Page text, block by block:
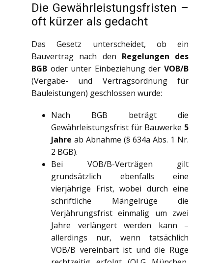
Die Gewährleistungsfristen –
oft kürzer als gedacht
Das Gesetz unterscheidet, ob ein
Bauvertrag nach den Regelungen des
BGB oder unter Einbeziehung der VOB/B
(Vergabe- und Vertragsordnung für
Bauleistungen) geschlossen wurde:
Nach BGB beträgt die
Gewährleistungsfrist für Bauwerke 5
Jahre ab Abnahme (§ 634a Abs. 1 Nr.
2 BGB).
Bei VOB/B-Verträgen gilt
grundsätzlich ebenfalls eine
vierjährige Frist, wobei durch eine
schriftliche Mängelrüge die
Verjährungsfrist einmalig um zwei
Jahre verlängert werden kann –
allerdings nur, wenn tatsächlich
VOB/B vereinbart ist und die Rüge